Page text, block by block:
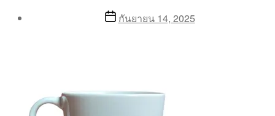
Postกันยายน 14, 2025